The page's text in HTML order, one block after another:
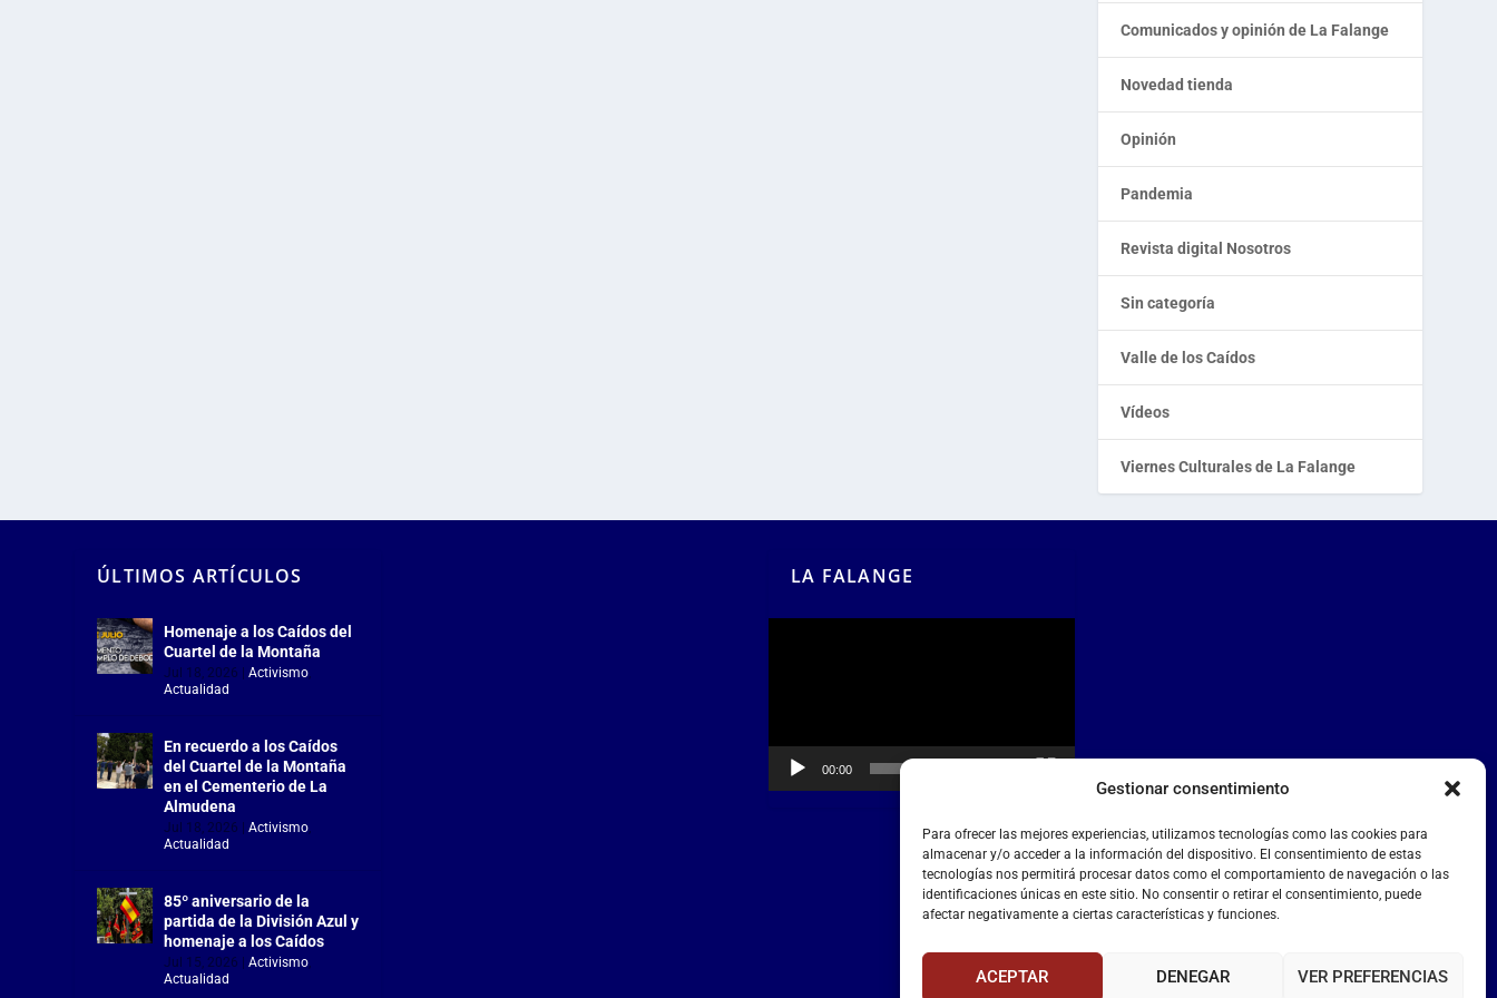
Gestionar consentimiento
Para ofrecer las mejores experiencias, utilizamos tecnologías como las cookies para
almacenar y/o acceder a la información del dispositivo. El consentimiento de estas
tecnologías nos permitirá procesar datos como el comportamiento de navegación o las
identificaciones únicas en este sitio. No consentir o retirar el consentimiento, puede
afectar negativamente a ciertas características y funciones.
ACEPTAR DENEGAR VER PREFERENCIAS
Comunicados y opinión de La Falange
Novedad tienda
Opinión
Pandemia
Revista digital Nosotros
Sin categoría
Valle de los Caídos
Vídeos
Viernes Culturales de La Falange
ÚLTIMOS ARTÍCULOS
Homenaje a los Caídos del
Cuartel de la Montaña
Jul 18, 2026 |Activismo,
Actualidad
En recuerdo a los Caídos
del Cuartel de la Montaña
en el Cementerio de La
Almudena
Jul 18, 2026 |Activismo,
Actualidad
85º aniversario de la
partida de la División Azul y
homenaje a los Caídos
Jul 15, 2026 |Activismo,
Actualidad
LA FALANGE
00:00